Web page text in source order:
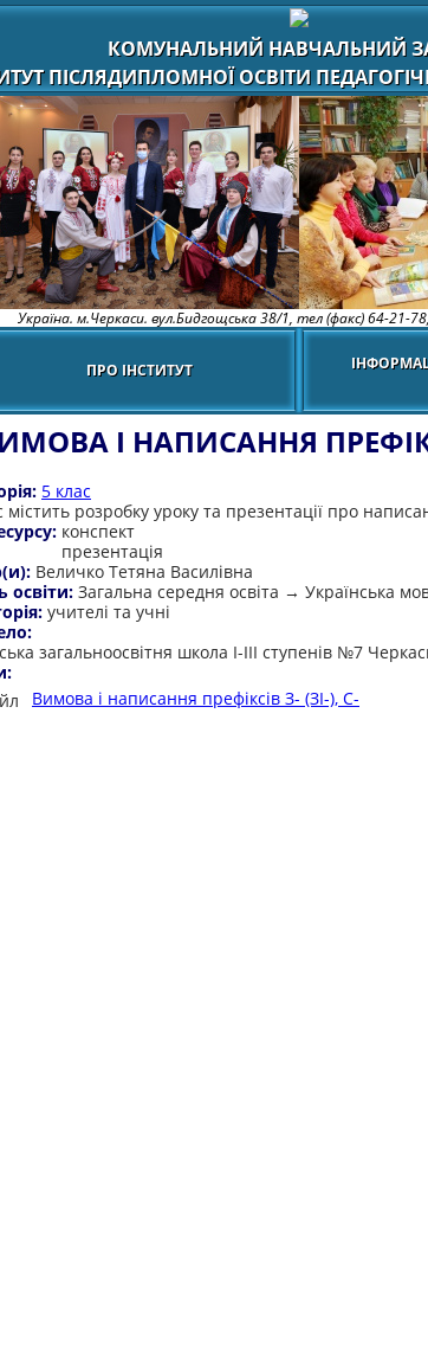
КОМУНАЛЬНИЙ НАВЧАЛЬНИЙ
ПІСЛЯДИПЛОМНОЇ ОСВІТИ
Україна. м.Черкаси. вул.Бидгощська 38/1, тел (факс) 64-21-
ПРО ІНСТИТУТ
І НАПИСАННЯ
5 клас
містить розробку уроку та презентації про
конспект
презентація
Величко Тетяна Василівна
освіти: Загальна середня освіта → Українська
учителі та учні
загальноосвітня школа І-ІІІ ступенів №7
Вимова і написання префіксів З- (ЗІ-), С-